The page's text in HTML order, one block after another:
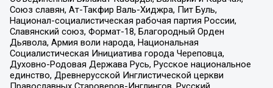
Союз славян, Ат-Такфир Валь-Хиджра, Пит Буль,
Национал-социалистическая рабочая партия России,
Славянский союз, Формат-18, Благородный Орден
Дьявола, Армия воли народа, Национальная
Социалистическая Инициатива города Череповца,
Духовно-Родовая Держава Русь, Русское национальное
единство, Древнерусской Инглистической церкви